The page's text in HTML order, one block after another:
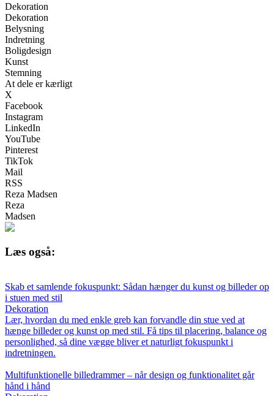
Dekoration
Dekoration
Belysning
Indretning
Boligdesign
Kunst
Stemning
At dele er kærligt
X
Facebook
Instagram
LinkedIn
YouTube
Pinterest
TikTok
Mail
RSS
Reza Madsen
Reza
Madsen
Læs også:
Skab et samlende fokuspunkt: Sådan hænger du kunst og billeder op
i stuen med stil
Dekoration
Lær, hvordan du med enkle greb kan forvandle din stue ved at
hænge billeder og kunst op med stil. Få tips til placering, balance og
personlighed, så dine vægge bliver et naturligt fokuspunkt i
indretningen.
Multifunktionelle billedrammer – når design og funktionalitet går
hånd i hånd